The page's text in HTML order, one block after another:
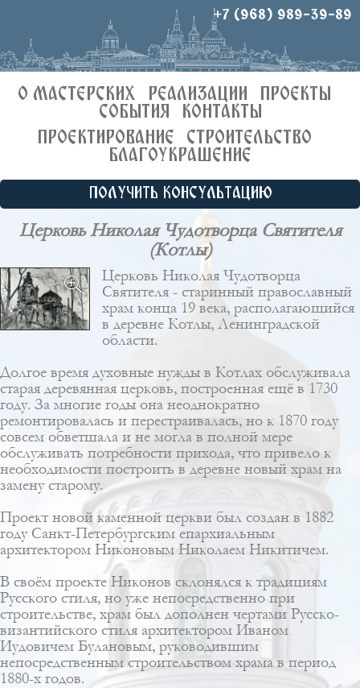
+7 (968) 989-39-89
О МАСТЕРСКИХ РЕАЛИЗАЦИИ
ПРОЕКТЫ
СОБЫТИЯ
КОНТАКТЫ
ПРОЕКТИРОВАНИЕ
СТРОИТЕЛЬСТВО
БЛАГОУКРАШЕНИЕ
ПОЛУЧИТЬ КОНСУЛЬТАЦИЮ
Церковь Николая Чудотворца Святителя
(Котлы)
Церковь Николая Чудотворца
Святителя - старинный православный
храм конца 19 века, располагающийся
в деревне Котлы, Ленинградской
области.
Долгое время духовные нужды в Котлах обслуживала
старая деревянная церковь, построенная ещё в 1730
году. За многие годы она неоднократно
ремонтировалась и перестраивалась, но к 1870 году
совсем обветшала и не могла в полной мере
обслуживать потребности прихода, что привело к
необходимости построить в деревне новый храм на
замену старому.
Проект новой каменной церкви был создан в 1882
году Санкт-Петербургским епархиальным
архитектором Никоновым Николаем Никитичем.
В своём проекте Никонов склонялся к традициям
Русского стиля, но уже непосредственно при
строительстве, храм был дополнен чертами Русско-
византийского стиля архитектором Иваном
Иудовичем Булановым, руководившим
непосредственным строительством храма в период
1880-х годов.